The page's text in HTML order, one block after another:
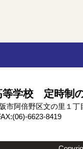
等学校 定時制
市阿倍野区文の里１丁
6623-8419